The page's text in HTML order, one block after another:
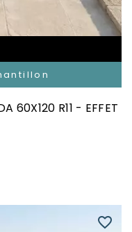
60X120 R11 - EFFET
favorite_border